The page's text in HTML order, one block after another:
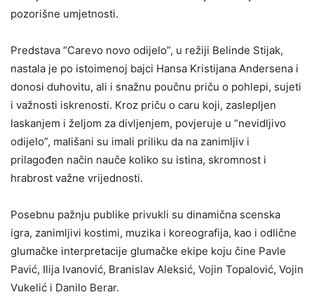
pozorišne umjetnosti.
Predstava “Carevo novo odijelo”, u režiji Belinde Stijak,
nastala je po istoimenoj bajci Hansa Kristijana Andersena i
donosi duhovitu, ali i snažnu poučnu priču o pohlepi, sujeti
i važnosti iskrenosti. Kroz priču o caru koji, zaslepljen
laskanjem i željom za divljenjem, povjeruje u “nevidljivo
odijelo”, mališani su imali priliku da na zanimljiv i
prilagođen način nauče koliko su istina, skromnost i
hrabrost važne vrijednosti.
Posebnu pažnju publike privukli su dinamična scenska
igra, zanimljivi kostimi, muzika i koreografija, kao i odlične
glumačke interpretacije glumačke ekipe koju čine Pavle
Pavić, Ilija Ivanović, Branislav Aleksić, Vojin Topalović, Vojin
Vukelić i Danilo Berar.